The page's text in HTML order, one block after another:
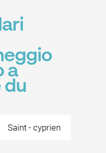
a
du
Saint - cyprien